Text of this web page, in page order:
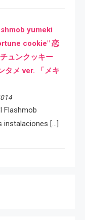
yumeki
cookie" 恋
ュンクッキー
タメ ver. 「メキ
Flashmob
instalaciones […]